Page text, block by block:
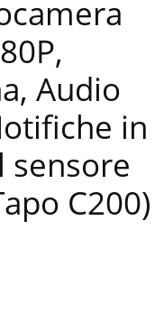
Audio
in
sensore
C200)